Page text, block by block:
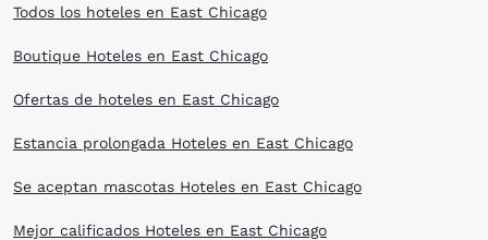
Todos los hoteles en East Chicago
Boutique Hoteles en East Chicago
Ofertas de hoteles en East Chicago
Estancia prolongada Hoteles en East Chicago
Se aceptan mascotas Hoteles en East Chicago
Mejor calificados Hoteles en East Chicago